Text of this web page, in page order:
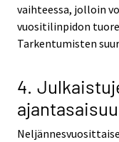
vaihteessa, jolloin
vuositilinpidon
Tarkentumisten
4.